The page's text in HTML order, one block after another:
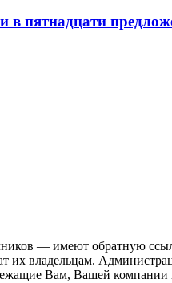
в пятнадцати
— имеют обратную
их владельцам.
Вам, Вашей